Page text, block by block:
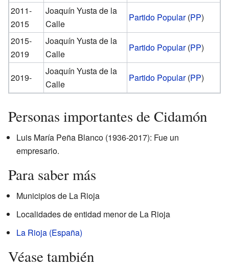
2011-
2015
Joaquín Yusta de la
Calle
Partido Popular(PP)
2015-
2019
Joaquín Yusta de la
Calle
Partido Popular(PP)
2019-
Joaquín Yusta de la
Calle
Partido Popular(PP)
Personas importantes de Cidamón
Luis María Peña Blanco (1936-2017): Fue un
empresario.
Para saber más
Municipios de La Rioja
Localidades de entidad menor de La Rioja
La Rioja (España)
Véase también